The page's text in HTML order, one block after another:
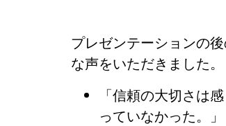
プレゼンテーションの
な声をいただきました。
「信頼の大切さは
っていなかった。」